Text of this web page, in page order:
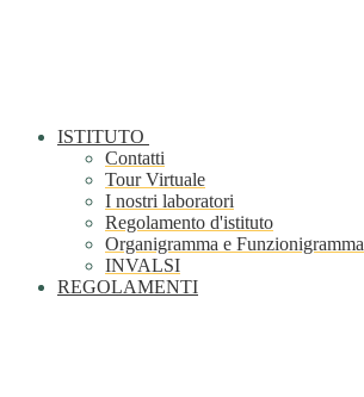
ISTITUTO
Contatti
Tour Virtuale
I nostri laboratori
Regolamento d'istituto
Organigramma e Funzionigramma
INVALSI
REGOLAMENTI